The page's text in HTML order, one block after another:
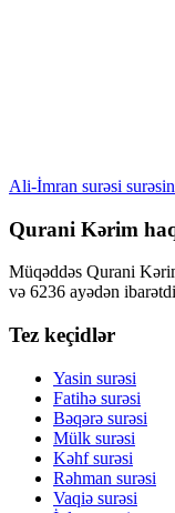
Ali-İmran surəsi
Qurani Kərim
Müqəddəs Qurani
və 6236 ayədən
Tez keçidlər
Yasin surəsi
Fatihə surəsi
Bəqərə surəsi
Mülk surəsi
Kəhf surəsi
Rəhman surəsi
Vaqiə surəsi